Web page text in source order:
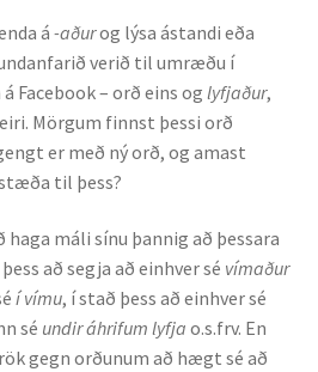
á -aðurog lýsa ástandi eða
verið til umræðu í
Facebook – orð eins og lyfjaður,
Mörgum finnst þessi orð
er með ný orð, og amast
til þess?
máli sínu þannig að þessara
að segja að einhver sé vímaður
í vímu, í stað þess að einhver sé
sé undir áhrifum lyfja o.s.frv. En
gegn orðunum að hægt sé að